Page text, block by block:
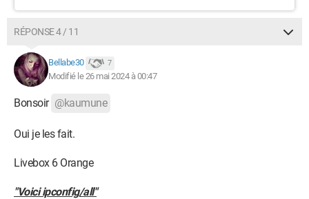
RÉPONSE 4 / 11
Bellabe30 7
Modifié le 26 mai 2024 à 00:47
Bonsoir @kaumune
Oui je les fait.
Livebox 6 Orange
"Voici ipconfig/all"